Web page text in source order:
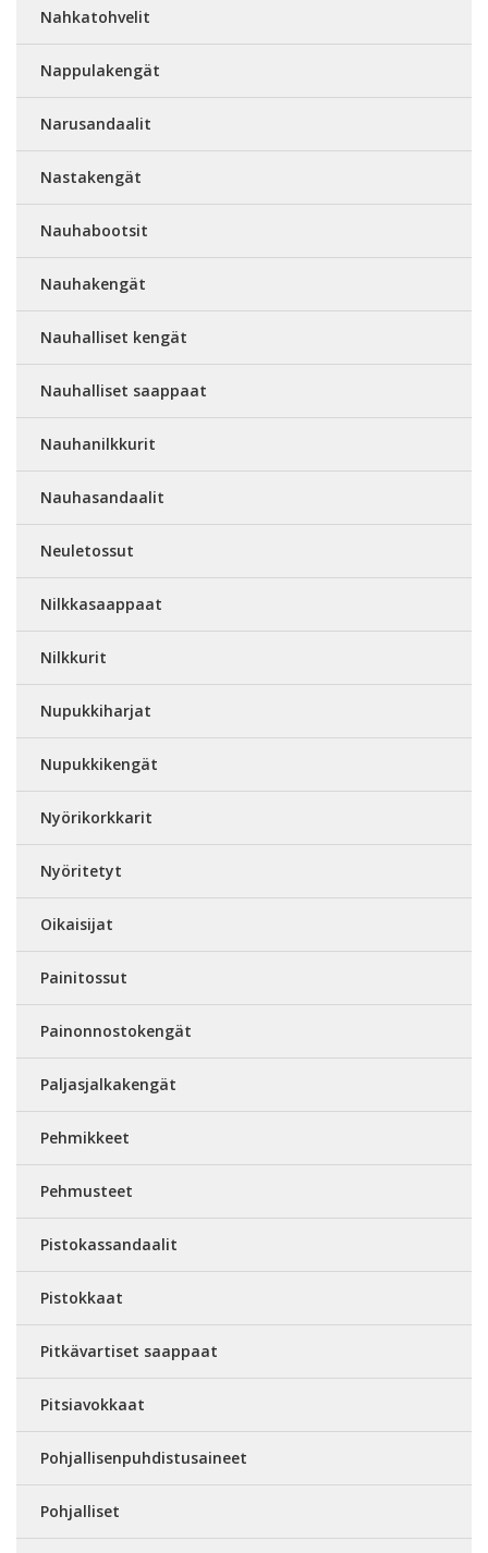
Nahkatohvelit
Nappulakengät
Narusandaalit
Nastakengät
Nauhabootsit
Nauhakengät
Nauhalliset kengät
Nauhalliset saappaat
Nauhanilkkurit
Nauhasandaalit
Neuletossut
Nilkkasaappaat
Nilkkurit
Nupukkiharjat
Nupukkikengät
Nyörikorkkarit
Nyöritetyt
Oikaisijat
Painitossut
Painonnostokengät
Paljasjalkakengät
Pehmikkeet
Pehmusteet
Pistokassandaalit
Pistokkaat
Pitkävartiset saappaat
Pitsiavokkaat
Pohjallisenpuhdistusaineet
Pohjalliset